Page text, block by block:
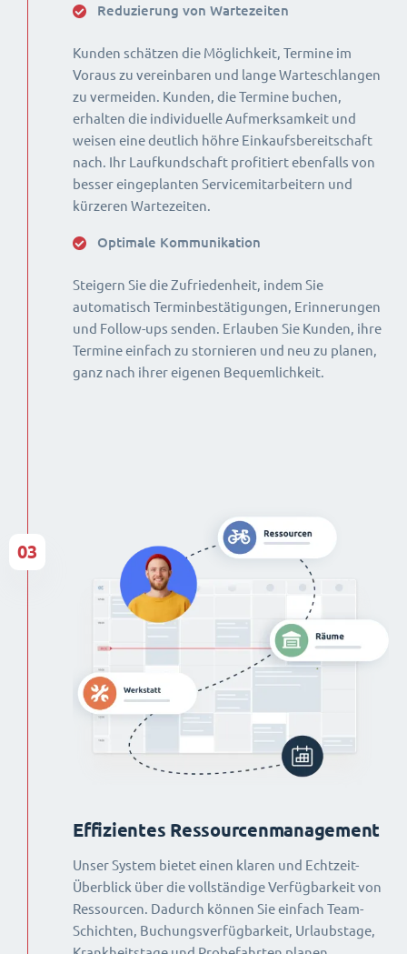
Reduzierung von Wartezeiten
Kunden schätzen die Möglichkeit, Termine im
Voraus zu vereinbaren und lange Warteschlangen
zu vermeiden. Kunden, die Termine buchen,
erhalten die individuelle Aufmerksamkeit und
weisen eine deutlich höhre Einkaufsbereitschaft
nach. Ihr Laufkundschaft profitiert ebenfalls von
besser eingeplanten Servicemitarbeitern und
kürzeren Wartezeiten.
Optimale Kommunikation
Steigern Sie die Zufriedenheit, indem Sie
automatisch Terminbestätigungen, Erinnerungen
und Follow-ups senden. Erlauben Sie Kunden, ihre
Termine einfach zu stornieren und neu zu planen,
ganz nach ihrer eigenen Bequemlichkeit.
Effizientes Ressourcenmanagement
Unser System bietet einen klaren und Echtzeit-
Überblick über die vollständige Verfügbarkeit von
Ressourcen. Dadurch können Sie einfach Team-
Schichten, Buchungsverfügbarkeit, Urlaubstage,
03